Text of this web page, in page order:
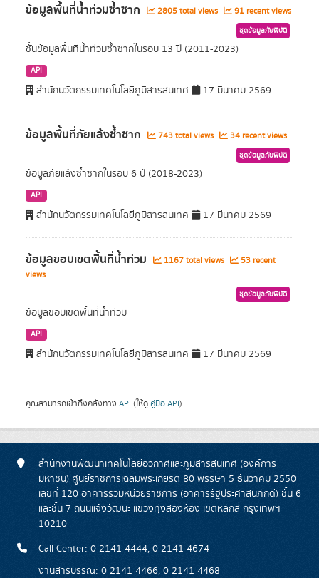
ข้อมูลพื้นที่น้ำท่วมซ้ำซาก 2805 total views 91 recent views
ชุดข้อมูลภัยพิบัติ
ชั้นข้อมูลพื้นที่น้ำท่วมซ้ำซากในรอบ 13 ปี (2011-2023)
API
สำนักนวัตกรรมเทคโนโลยีภูมิสารสนเทศ 17 มีนาคม 2569
ข้อมูลพื้นที่ภัยแล้งซ้ำซาก 743 total views 34 recent views
ชุดข้อมูลภัยพิบัติ
ข้อมูลภัยแล้งซ้ำซากในรอบ 6 ปี (2018-2023)
API
สำนักนวัตกรรมเทคโนโลยีภูมิสารสนเทศ 17 มีนาคม 2569
ข้อมูลขอบเขตพื้นที่น้ำท่วม 1167 total views
53 recent
views
ชุดข้อมูลภัยพิบัติ
ข้อมูลขอบเขตพื้นที่น้ำท่วม
API
สำนักนวัตกรรมเทคโนโลยีภูมิสารสนเทศ 17 มีนาคม 2569
คุณสามารถเข้าถึงคลังทาง API (ให้ดู คู่มือ API).
สำนักงานพัฒนาเทคโนโลยีอวกาศและภูมิสารสนเทศ (องค์การ
มหาชน) ศูนย์ราชการเฉลิมพระเกียรติ 80 พรรษา 5 ธันวาคม 2550
เลขที่ 120 อาคารรวมหน่วยราชการ (อาคารรัฐประศาสนภักดี) ชั้น 6
และชั้น 7 ถนนแจ้งวัฒนะ แขวงทุ่งสองห้อง เขตหลักสี่ กรุงเทพฯ
10210
Call Center: 0 2141 4444, 0 2141 4674
งานสารบรรณ: 0 2141 4466, 0 2141 4468